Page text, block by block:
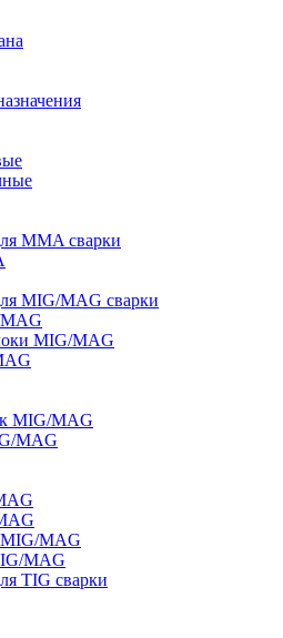
MMA сварки
MIG/MAG сварки
MIG/MAG
MIG/MAG
MAG
MIG/MAG
MAG
TIG сварки